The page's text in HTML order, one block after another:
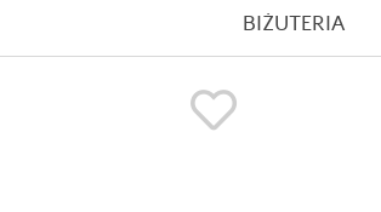
BIŻUTERIA